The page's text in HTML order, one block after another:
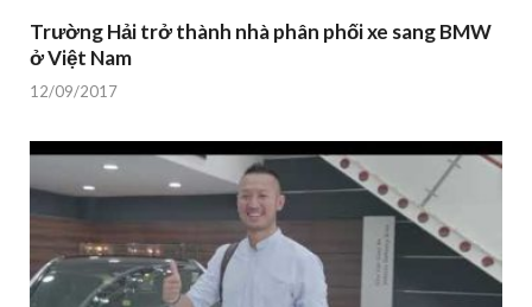
Trường Hải trở thành nhà phân phối xe sang BMW
ở Việt Nam
12/09/2017